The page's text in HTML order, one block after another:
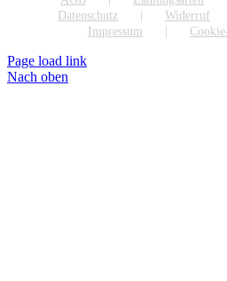
Datenschutz
Widerruf
Impressum
Page load link
Nach oben